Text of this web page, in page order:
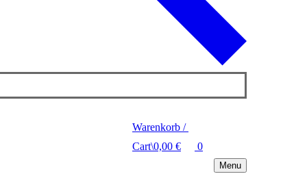
Warenkorb /
Cart\0,00 € 0
Menu